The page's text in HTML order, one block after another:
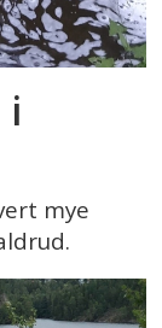
i
mye